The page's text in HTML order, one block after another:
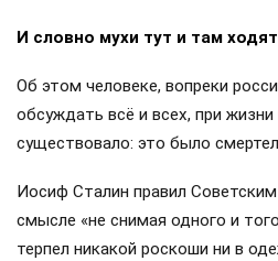
И словно мухи тут и там
Об этом человеке, вопреки
обсуждать всё и всех, при жизни
существовало: это было
Иосиф Сталин правил
смысле «не снимая одного и
терпел никакой роскоши ни в